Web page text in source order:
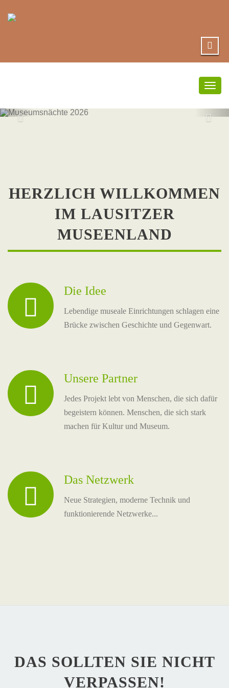
hier
HERZLICH WILLKOMMEN
IM LAUSITZER
MUSEENLAND
Die Idee
Lebendige museale Einrichtungen schlagen eine
Brücke zwischen Geschichte und Gegenwart.
Unsere Partner
Jedes Projekt lebt von Menschen, die sich dafür
begeistern können. Menschen, die sich stark
machen für Kultur und Museum.
Das Netzwerk
Neue Strategien, moderne Technik und
funktionierende Netzwerke...
DAS SOLLTEN SIE NICHT
VERPASSEN!